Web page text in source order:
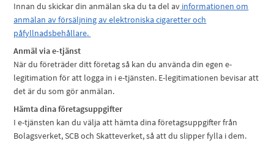
Innan du skickar din anmälan ska du ta del av informationen om
anmälan av försäljning av elektroniska cigaretter och
påfyllnadsbehållare.
Anmäl via e-tjänst
När du företräder ditt företag så kan du använda din egen e-
legitimation för att logga in i e-tjänsten. E-legitimationen bevisar att
det är du som gör anmälan.
Hämta dina företagsuppgifter
I e-tjänsten kan du välja att hämta dina företagsuppgifter från
Bolagsverket, SCB och Skatteverket, så att du slipper fylla i dem.